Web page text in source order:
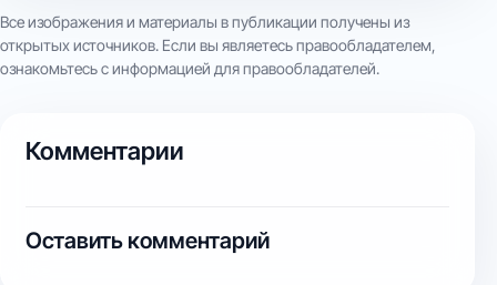
Все изображения и материалы в публикации получены из
открытых источников. Если вы являетесь правообладателем,
ознакомьтесь с информацией для правообладателей.
Комментарии
Оставить комментарий